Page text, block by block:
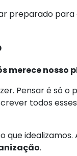
preparado
merece nosso
Pensar é só o
todos
que
.